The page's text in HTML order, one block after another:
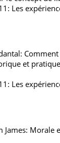
Les
et
Les
James: